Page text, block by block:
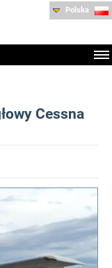
Polska
Cessna